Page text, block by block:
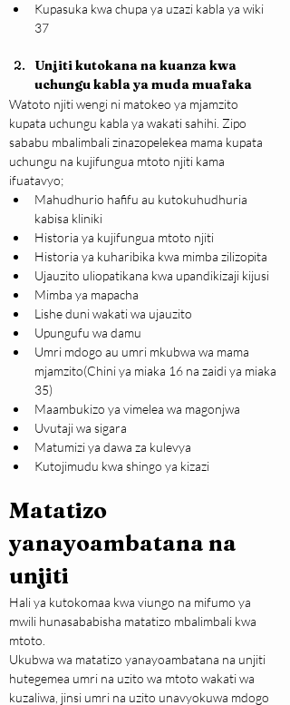
Kupasuka kwa chupa ya uzazi kabla ya wiki
37
Unjiti kutokana na kuanza kwa
uchungu kabla ya muda muafaka
Watoto njiti wengi ni matokeo ya mjamzito
kupata uchungu kabla ya wakati sahihi. Zipo
sababu mbalimbali zinazopelekea mama kupata
uchungu na kujifungua mtoto njiti kama
ifuatavyo;
Mahudhurio hafifu au kutokuhudhuria
kabisa kliniki
Historia ya kujifungua mtoto njiti
Historia ya kuharibika kwa mimba zilizopita
Ujauzito uliopatikana kwa upandikizaji kijusi
Mimba ya mapacha
Lishe duni wakati wa ujauzito
Upungufu wa damu
Umri mdogo au umri mkubwa wa mama
mjamzito(Chini ya miaka 16 na zaidi ya miaka
35)
Maambukizo ya vimelea wa magonjwa
Uvutaji wa sigara
Matumizi ya dawa za kulevya
Kutojimudu kwa shingo ya kizazi
Matatizo
yanayoambatana na
unjiti
Hali ya kutokomaa kwa viungo na mifumo ya
mwili hunasababisha matatizo mbalimbali kwa
mtoto.
Ukubwa wa matatizo yanayoambatana na unjiti
hutegemea umri na uzito wa mtoto wakati wa
kuzaliwa, jinsi umri na uzito unavyokuwa mdogo